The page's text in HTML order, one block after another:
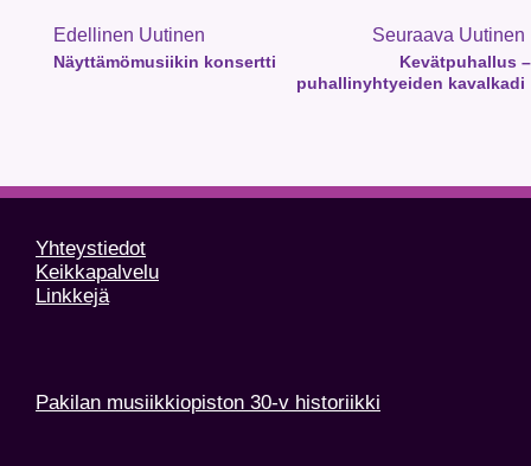
Edellinen Uutinen
Näyttämömusiikin konsertti
Seuraava Uutinen
Kevätpuhallus –
puhallinyhtyeiden kavalkadi
Yhteystiedot
Keikkapalvelu
Linkkejä
Pakilan musiikkiopiston 30-v historiikki